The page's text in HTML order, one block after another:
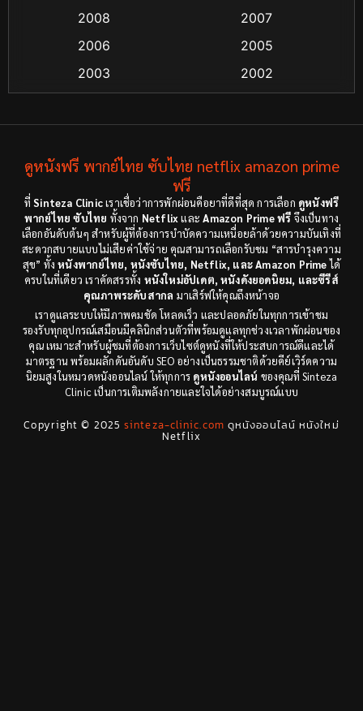
Crime อาชญากรรม (55)
Cult Film(4)
Dance เต้น (6)
Detective สืบสวน(18)
Disaster(9)
Disney+(8)
Documentary สารคดี(12)
Documentary สารคดี(3)
Drama ดราม่า(29)
Drama ดราม่า(278)
2008
2007
2006
2005
2003
2002
1998
1997
1971
1962
ดูหนังฟรี พากย์ไทย ซับไทย netflix amazon prime
ฟรี
ที่Sinteza Clinicเราเชื่อว่าการพักผ่อนคือยาที่ดีที่สุด การเลือก ดูหนังฟรี
พากย์ไทย ซับไทย ทั้งจาก NetflixและAmazon Prime ฟรี จึงเป็นทาง
เลือกอันดับต้นๆ สำหรับผู้ที่ต้องการบำบัดความเหนื่อยล้าด้วยความบันเทิงที่
สะดวกสบายแบบไม่เสียค่าใช้จ่าย คุณสามารถเลือกรับชม “สารบำรุงความ
สุข” ทั้งหนังพากย์ไทย, หนังซับไทย, Netflix, และ Amazon Primeได้
ครบในที่เดียว เราคัดสรรทั้ง หนังใหม่อัปเดต, หนังดังยอดนิยม, และซีรีส์
คุณภาพระดับสากล มาเสิร์ฟให้คุณถึงหน้าจอ
เราดูแลระบบให้มีภาพคมชัด โหลดเร็ว และปลอดภัยในทุกการเข้าชม
รองรับทุกอุปกรณ์เสมือนมีคลินิกส่วนตัวที่พร้อมดูแลทุกช่วงเวลาพักผ่อนของ
คุณ เหมาะสำหรับผู้ชมที่ต้องการเว็บไซต์ดูหนังที่ให้ประสบการณ์ดีและได้
มาตรฐาน พร้อมผลักดันอันดับ SEO อย่างเป็นธรรมชาติด้วยคีย์เวิร์ดความ
นิยมสูงในหมวดหนังออนไลน์ ให้ทุกการ ดูหนังออนไลน์ ของคุณที่ Sinteza
Clinic เป็นการเติมพลังกายและใจได้อย่างสมบูรณ์แบบ
Copyright © 2025sinteza-clinic.com ดูหนังออนไลน์ หนังใหม่
Netflix